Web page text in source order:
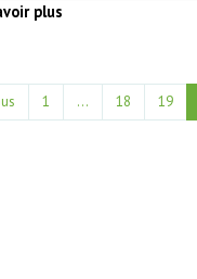
plus
1 ... 18 19